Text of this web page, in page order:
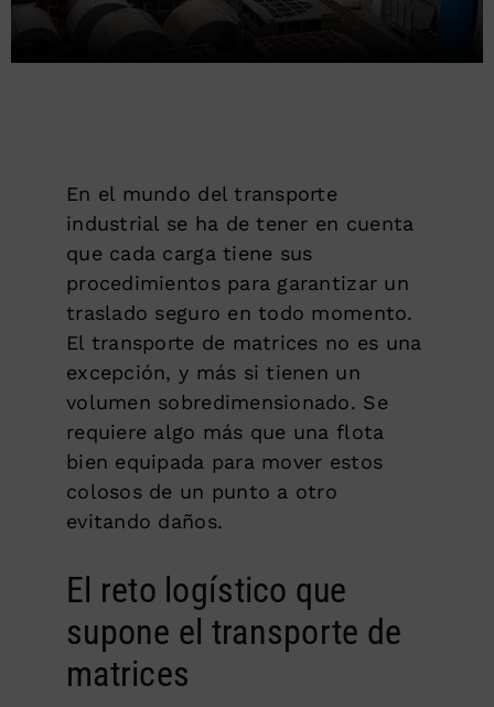
En el mundo del transporte
industrial se ha de tener en cuenta
que cada carga tiene sus
procedimientos para garantizar un
traslado seguro en todo momento.
El transporte de matrices no es una
excepción, y más si tienen un
volumen sobredimensionado. Se
requiere algo más que una flota
bien equipada para mover estos
colosos de un punto a otro
evitando daños.
El reto logístico que
supone el transporte de
matrices